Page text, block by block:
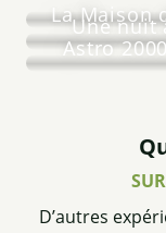
La Maison
Une nuit
Astro
D’autres